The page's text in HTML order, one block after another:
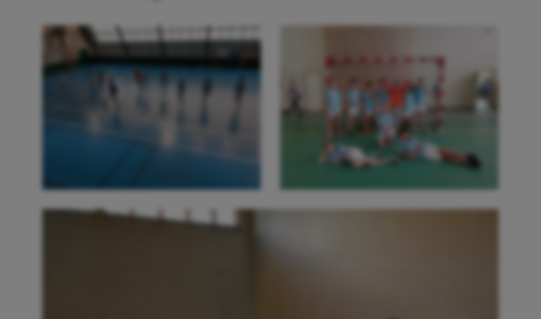
Gymnastique rythmique
Haltérophilie
Handisport
Hippisme
Jeux Olympiques et Paralympiques